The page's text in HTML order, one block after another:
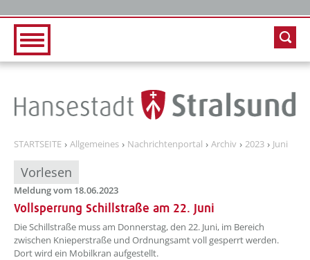
STARTSEITE Allgemeines Nachrichtenportal Archiv 2023 Juni
Vorlesen
Meldung vom 18.06.2023
Vollsperrung Schillstraße am 22. Juni
??? absaetzeOben[1]/titel ???
Die Schillstraße muss am Donnerstag, den 22. Juni, im Bereich
zwischen Knieperstraße und Ordnungsamt voll gesperrt werden.
Dort wird ein Mobilkran aufgestellt.